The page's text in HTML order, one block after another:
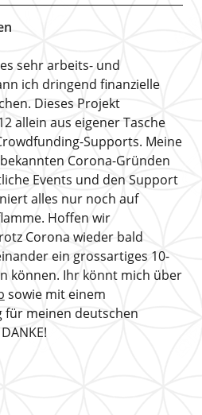
sehr arbeits- und
ich dringend finanzielle
Dieses Projekt
allein aus eigener Tasche
Supports. Meine
Corona-Gründen
Events und den Support
alles nur noch auf
Hoffen wir
Corona wieder bald
ein grossartiges 10-
können. Ihr könnt mich über
sowie mit einem
für meinen deutschen